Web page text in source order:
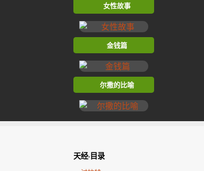
女性故事
金钱篇
尔撒的比喻
天经·目录